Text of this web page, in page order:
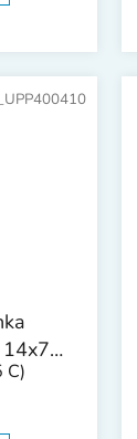
14x75
C)